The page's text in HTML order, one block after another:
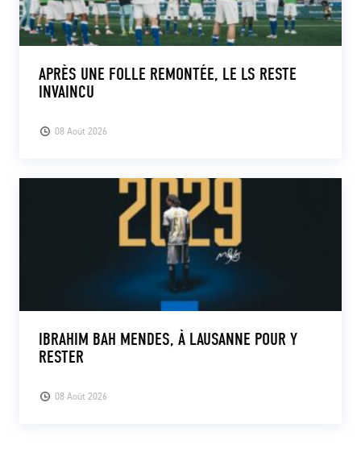
08 Août 2026
APRÈS UNE FOLLE REMONTÉE, LE LS RESTE
INVAINCU
08 Août 2026
IBRAHIM BAH MENDES, À LAUSANNE POUR Y
RESTER